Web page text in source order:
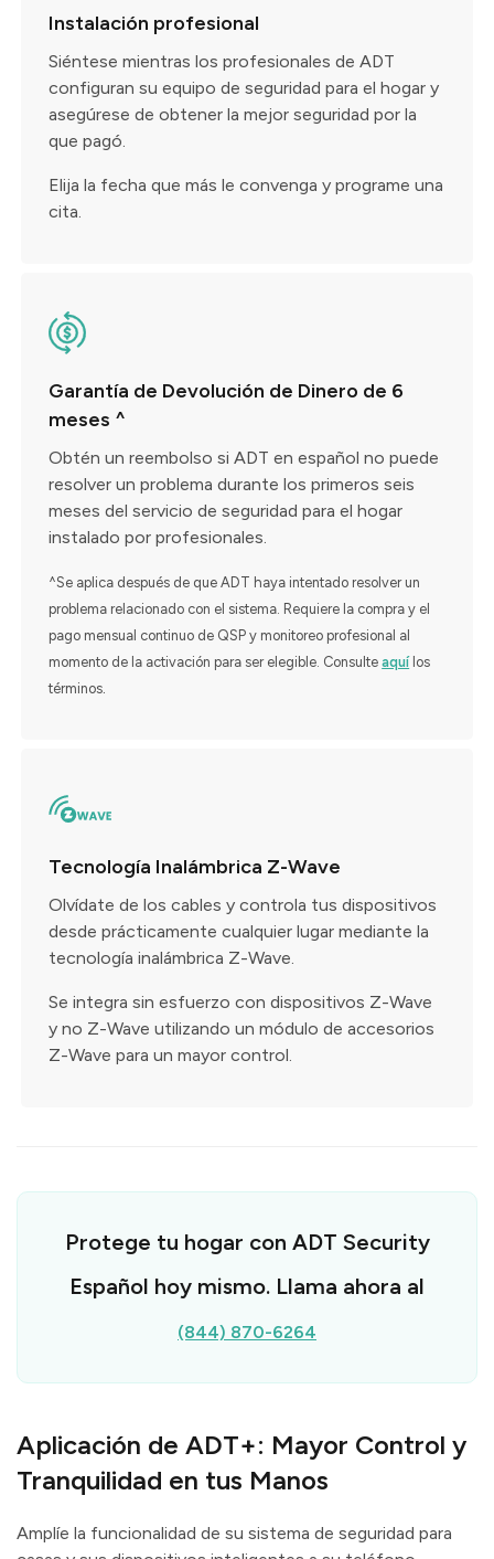
Instalación profesional
Siéntese mientras los profesionales de ADT
configuran su equipo de seguridad para el hogar y
asegúrese de obtener la mejor seguridad por la
que pagó.
Elija la fecha que más le convenga y programe una
cita.
Garantía de Devolución de Dinero de 6
meses ^
Obtén un reembolso si ADT en español no puede
resolver un problema durante los primeros seis
meses del servicio de seguridad para el hogar
instalado por profesionales.
^Se aplica después de que ADT haya intentado resolver un
problema relacionado con el sistema. Requiere la compra y el
pago mensual continuo de QSP y monitoreo profesional al
momento de la activación para ser elegible. Consulteaquílos
términos.
Tecnología Inalámbrica Z-Wave
Olvídate de los cables y controla tus dispositivos
desde prácticamente cualquier lugar mediante la
tecnología inalámbrica Z-Wave.
Se integra sin esfuerzo con dispositivos Z-Wave
y no Z-Wave utilizando un módulo de accesorios
Z-Wave para un mayor control.
Protege tu hogar con ADT Security
Español hoy mismo. Llama ahora al
(844) 870-6264
Aplicación de ADT+: Mayor Control y
Tranquilidad en tus Manos
Amplíe la funcionalidad de su sistema de seguridad para